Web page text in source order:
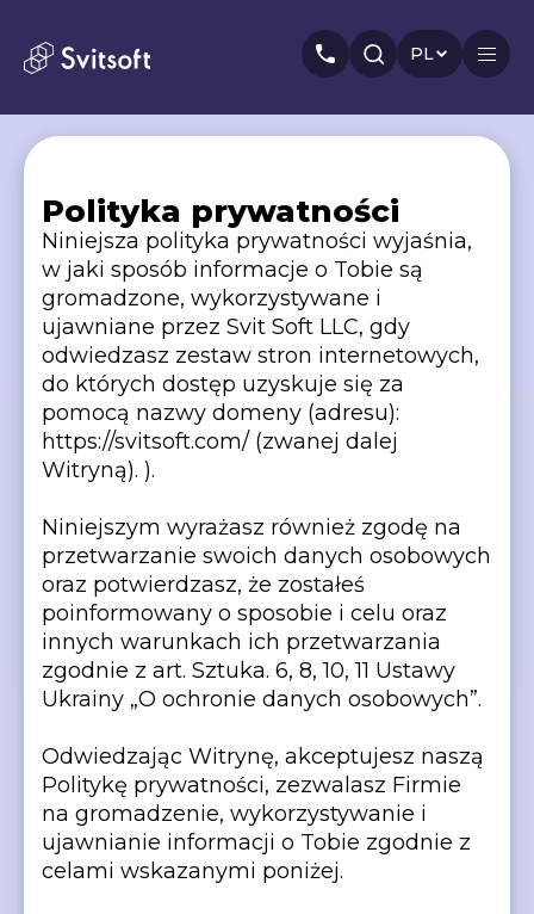
PL
Możesz być zainteresowany
Marketing Meta Ads Web-dev
Seo
Smm Branding
Warunki korzystania
Polityka prywatności
©2026 Svitsoft Digital Transformation
Główny
Usługi
Przemysł
O nas
Cases
Artykuły
Autorzy
Kontakty
Kariera
Warunki korzystania
Polityka prywatności
Niniejsza polityka prywatności wyjaśnia,
w jaki sposób informacje o Tobie są
gromadzone, wykorzystywane i
ujawniane przez Svit Soft LLC, gdy
odwiedzasz zestaw stron internetowych,
do których dostęp uzyskuje się za
pomocą nazwy domeny (adresu):
https://svitsoft.com/ (zwanej dalej
Witryną). ).
Niniejszym wyrażasz również zgodę na
przetwarzanie swoich danych osobowych
oraz potwierdzasz, że zostałeś
poinformowany o sposobie i celu oraz
innych warunkach ich przetwarzania
zgodnie z art. Sztuka. 6, 8, 10, 11 Ustawy
Ukrainy „O ochronie danych osobowych”.
Odwiedzając Witrynę, akceptujesz naszą
Politykę prywatności, zezwalasz Firmie
na gromadzenie, wykorzystywanie i
ujawnianie informacji o Tobie zgodnie z
celami wskazanymi poniżej.